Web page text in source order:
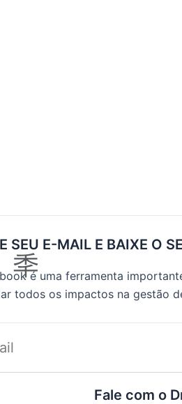
SEU E-MAIL E BAIXE O
é uma ferramenta
todos os impactos na gestão
Fale com o